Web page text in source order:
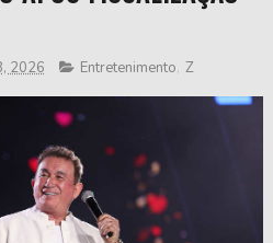
2026 Entretenimento, Z